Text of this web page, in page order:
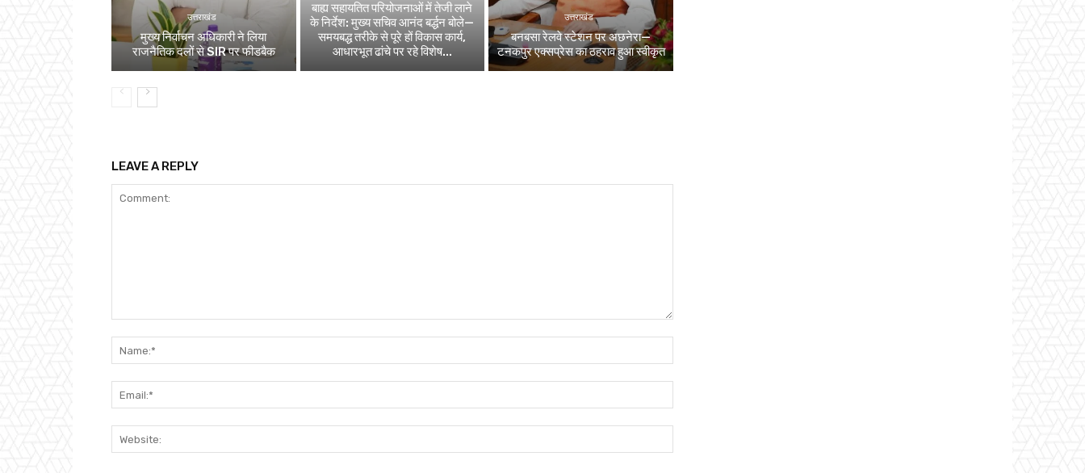
उत्तराखंड
मुख्य निर्वाचन अधिकारी ने लिया
राजनैतिक दलों से SIR पर फीडबैक
बाह्य सहायतित परियोजनाओं में तेजी लाने
के निर्देश: मुख्य सचिव आनंद बर्द्धन बोले—
समयबद्ध तरीके से पूरे हों विकास कार्य,
आधारभूत ढांचे पर रहे विशेष...
उत्तराखंड
बनबसा रेलवे स्टेशन पर अछनेरा—
टनकपुर एक्सप्रेस का ठहराव हुआ स्वीकृत
LEAVE A REPLY